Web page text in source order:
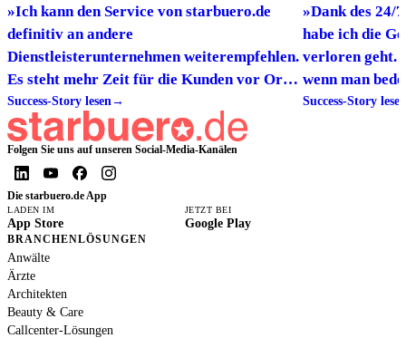
»Ich kann den Service von starbuero.de
definitiv an andere
Dienstleisterunternehmen weiterempfehlen.
Es steht mehr Zeit für die Kunden vor Ort
zur Verfügung und die Kunden sind
zufrieden, weil ihre Anliegen schnell gelöst
werden können.«
Success-Story lesen→
»Dank des 24/
habe ich die
verloren geht.
wenn man
neuer Auftrag
Success-Story
Folgen Sie uns auf unseren Social-Media-Kanälen
Die starbuero.de App
LADEN IM
App Store
JETZT BEI
Google Play
BRANCHENLÖSUNGEN
Anwälte
Ärzte
Architekten
Beauty & Care
Callcenter-Lösungen